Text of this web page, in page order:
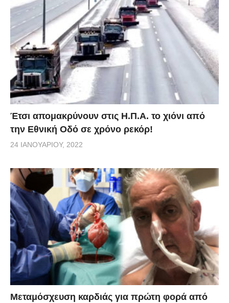
Έτσι απομακρύνουν στις Η.Π.Α. το χιόνι από
την Εθνική Οδό σε χρόνο ρεκόρ!
24 ΙΑΝΟΥΑΡΊΟΥ, 2022
Μεταμόσχευση καρδιάς για πρώτη φορά από